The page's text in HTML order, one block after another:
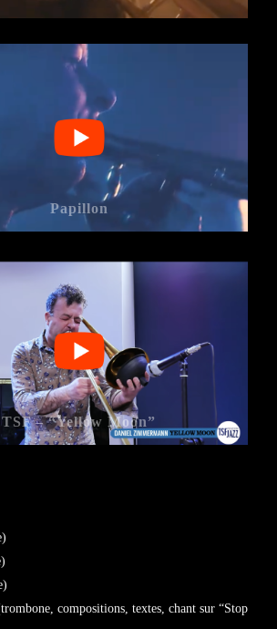
Papillon
TSF – “Yellow Moon”
compositions, textes, chant sur “Stop